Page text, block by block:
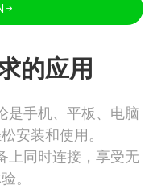
的应用
是手机、平板、电脑
安装和使用。
上同时连接，享受无
。